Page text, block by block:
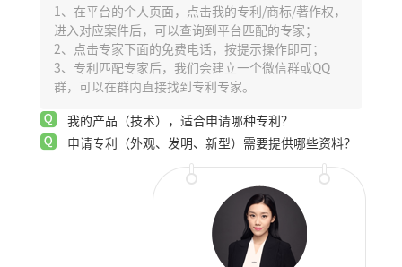
1、在平台的个人页面，点击我的专利/商标/著作权，
进入对应案件后，可以查询到平台匹配的专家；
2、点击专家下面的免费电话，按提示操作即可；
3、专利匹配专家后，我们会建立一个微信群或QQ
群，可以在群内直接找到专利专家。
我的产品（技术），适合申请哪种专利？
申请专利（外观、发明、新型）需要提供哪些资料？